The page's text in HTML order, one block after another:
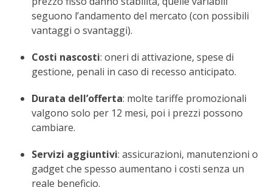
seguono l’andamento del mercato (con possibili
vantaggi o svantaggi).
Costi nascosti: oneri di attivazione, spese di
gestione, penali in caso di recesso anticipato.
Durata dell’offerta: molte tariffe promozionali
valgono solo per 12 mesi, poi i prezzi possono
cambiare.
Servizi aggiuntivi: assicurazioni, manutenzioni o
gadget che spesso aumentano i costi senza un
reale beneficio.